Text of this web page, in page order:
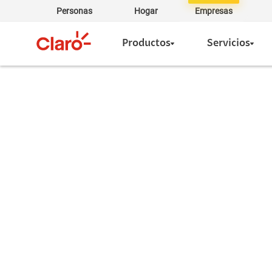
Personas Hogar Empresas
Productos Servicios